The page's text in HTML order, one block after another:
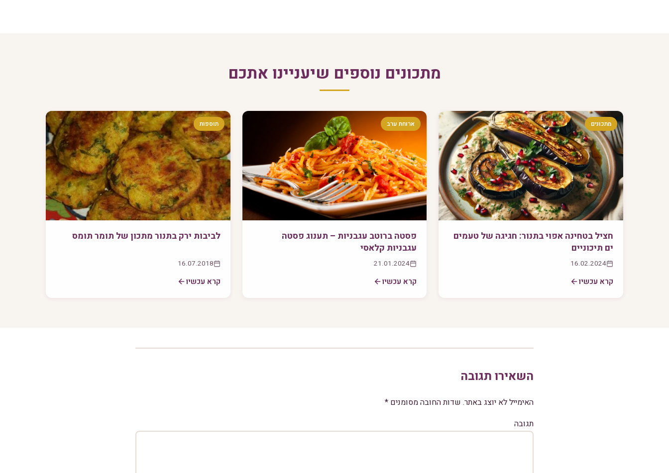
מתכונים נוספים שיעניינו אתכם
מתכונים
חציל בטחינה אפוי בתנור: חגיגה של טעמים
ים תיכוניים
16.02.2024
קרא עכשיו
ארוחת ערב
פסטה ברוטב עגבניות – תענוג פסטה
עגבניות קלאסי
21.01.2024
קרא עכשיו
תוספות
לביבות ירק בתנור מתכון של תומר תומס
16.07.2018
קרא עכשיו
השאירו תגובה
האימייל לא יוצג באתר. שדות החובה מסומנים *
תגובה